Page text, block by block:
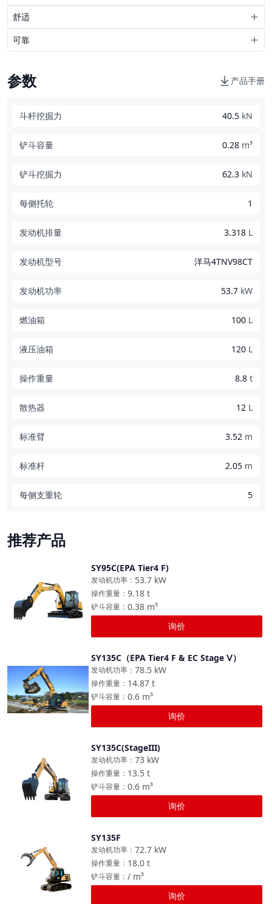
舒适
可靠
参数 产品手册
斗杆挖掘力 40.5 kN
铲斗容量 0.28 m³
铲斗挖掘力 62.3 kN
每侧托轮 1
发动机排量 3.318 L
发动机型号 洋马4TNV98CT
发动机功率 53.7 kW
燃油箱 100 L
液压油箱 120 L
操作重量 8.8 t
散热器 12 L
标准臂 3.52 m
标准杆 2.05 m
每侧支重轮 5
推荐产品
SY95C(EPA Tier4 F)
53.7 kW
发动机功率 ：
9.18 t
操作重量 ：
0.38 m³
铲斗容量 ：
询价
SY135C（EPA Tier4 F & EC Stage Ⅴ）
78.5 kW
发动机功率 ：
14.87 t
操作重量 ：
0.6 m³
铲斗容量 ：
询价
SY135C(StageIII)
73 kW
发动机功率 ：
13.5 t
操作重量 ：
0.6 m³
铲斗容量 ：
询价
SY135F
72.7 kW
发动机功率 ：
18.0 t
操作重量 ：
/ m³
铲斗容量 ：
询价